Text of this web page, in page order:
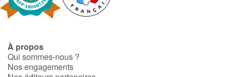
À propos
Qui sommes-nous ?
Nos engagements